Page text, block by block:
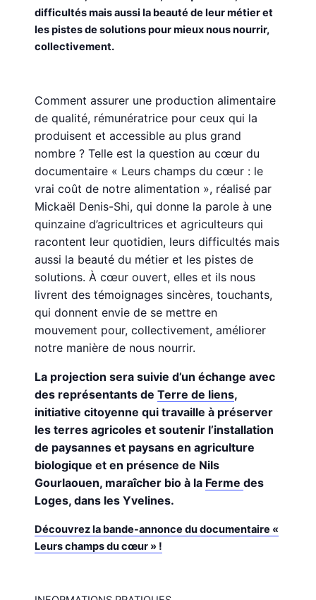
difficultés mais aussi la beauté de leur métier et
les pistes de solutions pour mieux nous nourrir,
collectivement.
Comment assurer une production alimentaire
de qualité, rémunératrice pour ceux qui la
produisent et accessible au plus grand
nombre ? Telle est la question au cœur du
documentaire « Leurs champs du cœur : le
vrai coût de notre alimentation », réalisé par
Mickaël Denis-Shi, qui donne la parole à une
quinzaine d’agricultrices et agriculteurs qui
racontent leur quotidien, leurs difficultés mais
aussi la beauté du métier et les pistes de
solutions. À cœur ouvert, elles et ils nous
livrent des témoignages sincères, touchants,
qui donnent envie de se mettre en
mouvement pour, collectivement, améliorer
notre manière de nous nourrir.
La projection sera suivie d’un échange avec
des représentants deTerre de liens,
initiative citoyenne qui travaille à préserver
les terres agricoles et soutenir l’installation
de paysannes et paysans en agriculture
biologique et en présence de Nils
Gourlaouen, maraîcher bio à la Fermedes
Loges, dans les Yvelines.
Découvrez la bande-annonce du documentaire «
Leurs champs du cœur » !